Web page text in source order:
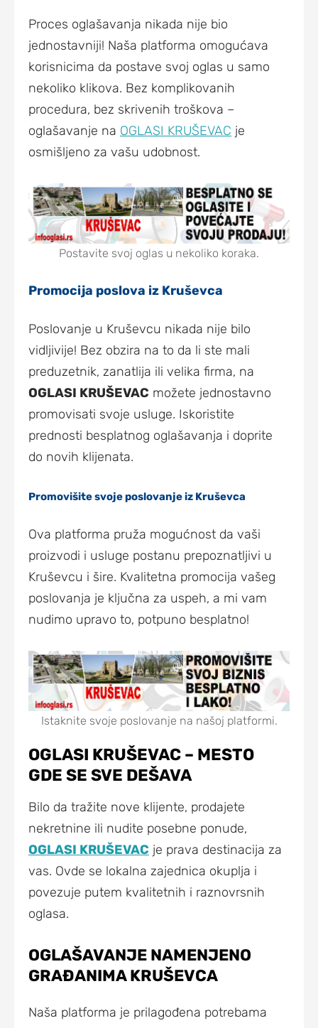
Proces oglašavanja nikada nije bio
jednostavniji! Naša platforma omogućava
korisnicima da postave svoj oglas u samo
nekoliko klikova. Bez komplikovanih
procedura, bez skrivenih troškova –
oglašavanje na OGLASI KRUŠEVAC je
osmišljeno za vašu udobnost.
Postavite svoj oglas u nekoliko koraka.
Promocija poslova iz Kruševca
Poslovanje u Kruševcu nikada nije bilo
vidljivije! Bez obzira na to da li ste mali
preduzetnik, zanatlija ili velika firma, na
OGLASI KRUŠEVAC možete jednostavno
promovisati svoje usluge. Iskoristite
prednosti besplatnog oglašavanja i doprite
do novih klijenata.
Promovišite svoje poslovanje iz Kruševca
Ova platforma pruža mogućnost da vaši
proizvodi i usluge postanu prepoznatljivi u
Kruševcu i šire. Kvalitetna promocija vašeg
poslovanja je ključna za uspeh, a mi vam
nudimo upravo to, potpuno besplatno!
Istaknite svoje poslovanje na našoj platformi.
OGLASI KRUŠEVAC – MESTO
GDE SE SVE DEŠAVA
Bilo da tražite nove klijente, prodajete
nekretnine ili nudite posebne ponude,
OGLASI KRUŠEVAC je prava destinacija za
vas. Ovde se lokalna zajednica okuplja i
povezuje putem kvalitetnih i raznovrsnih
oglasa.
OGLAŠAVANJE NAMENJENO
GRAĐANIMA KRUŠEVCA
Naša platforma je prilagođena potrebama